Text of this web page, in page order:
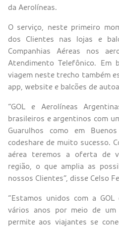
da Aerolíneas.
O serviço, neste primeiro
dos Clientes nas lojas e
Companhias Aéreas nos
Atendimento Telefônico. Em
viagem neste trecho também
app, website e balcões de
“GOL e Aerolíneas
brasileiros e argentinos com
Guarulhos como em
codeshare de muito sucesso.
aérea teremos a oferta de
região, o que amplia as
nossos Clientes”, disse Celso
“Estamos unidos com a
vários anos por meio de um
permite aos viajantes se